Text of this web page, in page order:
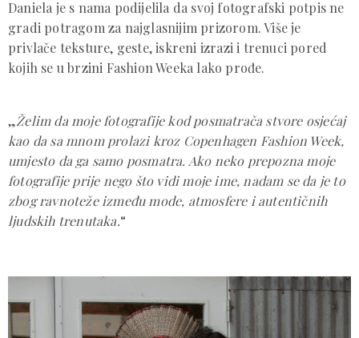
Daniela je s nama podijelila da svoj fotografski potpis ne
gradi potragom za najglasnijim prizorom. Više je
privlače teksture, geste, iskreni izrazi i trenuci pored
kojih se u brzini Fashion Weeka lako prođe.
„Želim da moje fotografije kod posmatrača stvore osjećaj
kao da sa mnom prolazi kroz Copenhagen Fashion Week,
umjesto da ga samo posmatra. Ako neko prepozna moje
fotografije prije nego što vidi moje ime, nadam se da je to
zbog ravnoteže između mode, atmosfere i autentičnih
ljudskih trenutaka.“